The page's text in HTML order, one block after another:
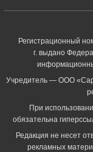
Регистрационный
г. выдано
Учредитель — ООО
При
обязательна
Редакция не несет
рекламных